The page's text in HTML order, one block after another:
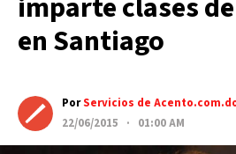
en Santiago
PorServicios de
22/06/2015 · 01:00 AM